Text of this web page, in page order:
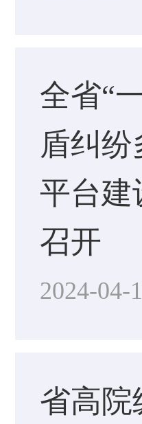
全省“
盾纠
平台建
召开
2024-04-
省高院